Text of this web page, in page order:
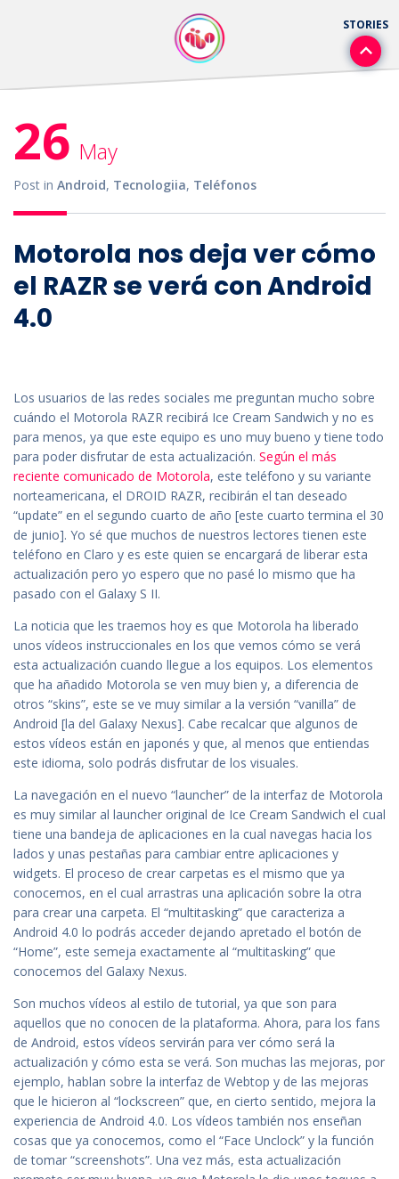
26 May
Post in Android, Tecnologiia, Teléfonos
Motorola nos deja ver cómo
el RAZR se verá con Android
4.0
Los usuarios de las redes sociales me preguntan mucho sobre
cuándo el Motorola RAZR recibirá Ice Cream Sandwich y no es
para menos, ya que este equipo es uno muy bueno y tiene todo
para poder disfrutar de esta actualización. Según el más
reciente comunicado de Motorola, este teléfono y su variante
norteamericana, el DROID RAZR, recibirán el tan deseado
“update” en el segundo cuarto de año [este cuarto termina el 30
de junio]. Yo sé que muchos de nuestros lectores tienen este
teléfono en Claro y es este quien se encargará de liberar esta
actualización pero yo espero que no pasé lo mismo que ha
pasado con el Galaxy S II.
La noticia que les traemos hoy es que Motorola ha liberado
unos vídeos instruccionales en los que vemos cómo se verá
esta actualización cuando llegue a los equipos. Los elementos
que ha añadido Motorola se ven muy bien y, a diferencia de
otros “skins”, este se ve muy similar a la versión “vanilla” de
Android [la del Galaxy Nexus]. Cabe recalcar que algunos de
estos vídeos están en japonés y que, al menos que entiendas
este idioma, solo podrás disfrutar de los visuales.
La navegación en el nuevo “launcher” de la interfaz de Motorola
es muy similar al launcher original de Ice Cream Sandwich el cual
tiene una bandeja de aplicaciones en la cual navegas hacia los
lados y unas pestañas para cambiar entre aplicaciones y
widgets. El proceso de crear carpetas es el mismo que ya
conocemos, en el cual arrastras una aplicación sobre la otra
para crear una carpeta. El “multitasking” que caracteriza a
Android 4.0 lo podrás acceder dejando apretado el botón de
“Home”, este semeja exactamente al “multitasking” que
conocemos del Galaxy Nexus.
Son muchos vídeos al estilo de tutorial, ya que son para
aquellos que no conocen de la plataforma. Ahora, para los fans
de Android, estos vídeos servirán para ver cómo será la
actualización y cómo esta se verá. Son muchas las mejoras, por
ejemplo, hablan sobre la interfaz de Webtop y de las mejoras
que le hicieron al “lockscreen” que, en cierto sentido, mejora la
experiencia de Android 4.0. Los vídeos también nos enseñan
cosas que ya conocemos, como el “Face Unclock” y la función
de tomar “screenshots”. Una vez más, esta actualización